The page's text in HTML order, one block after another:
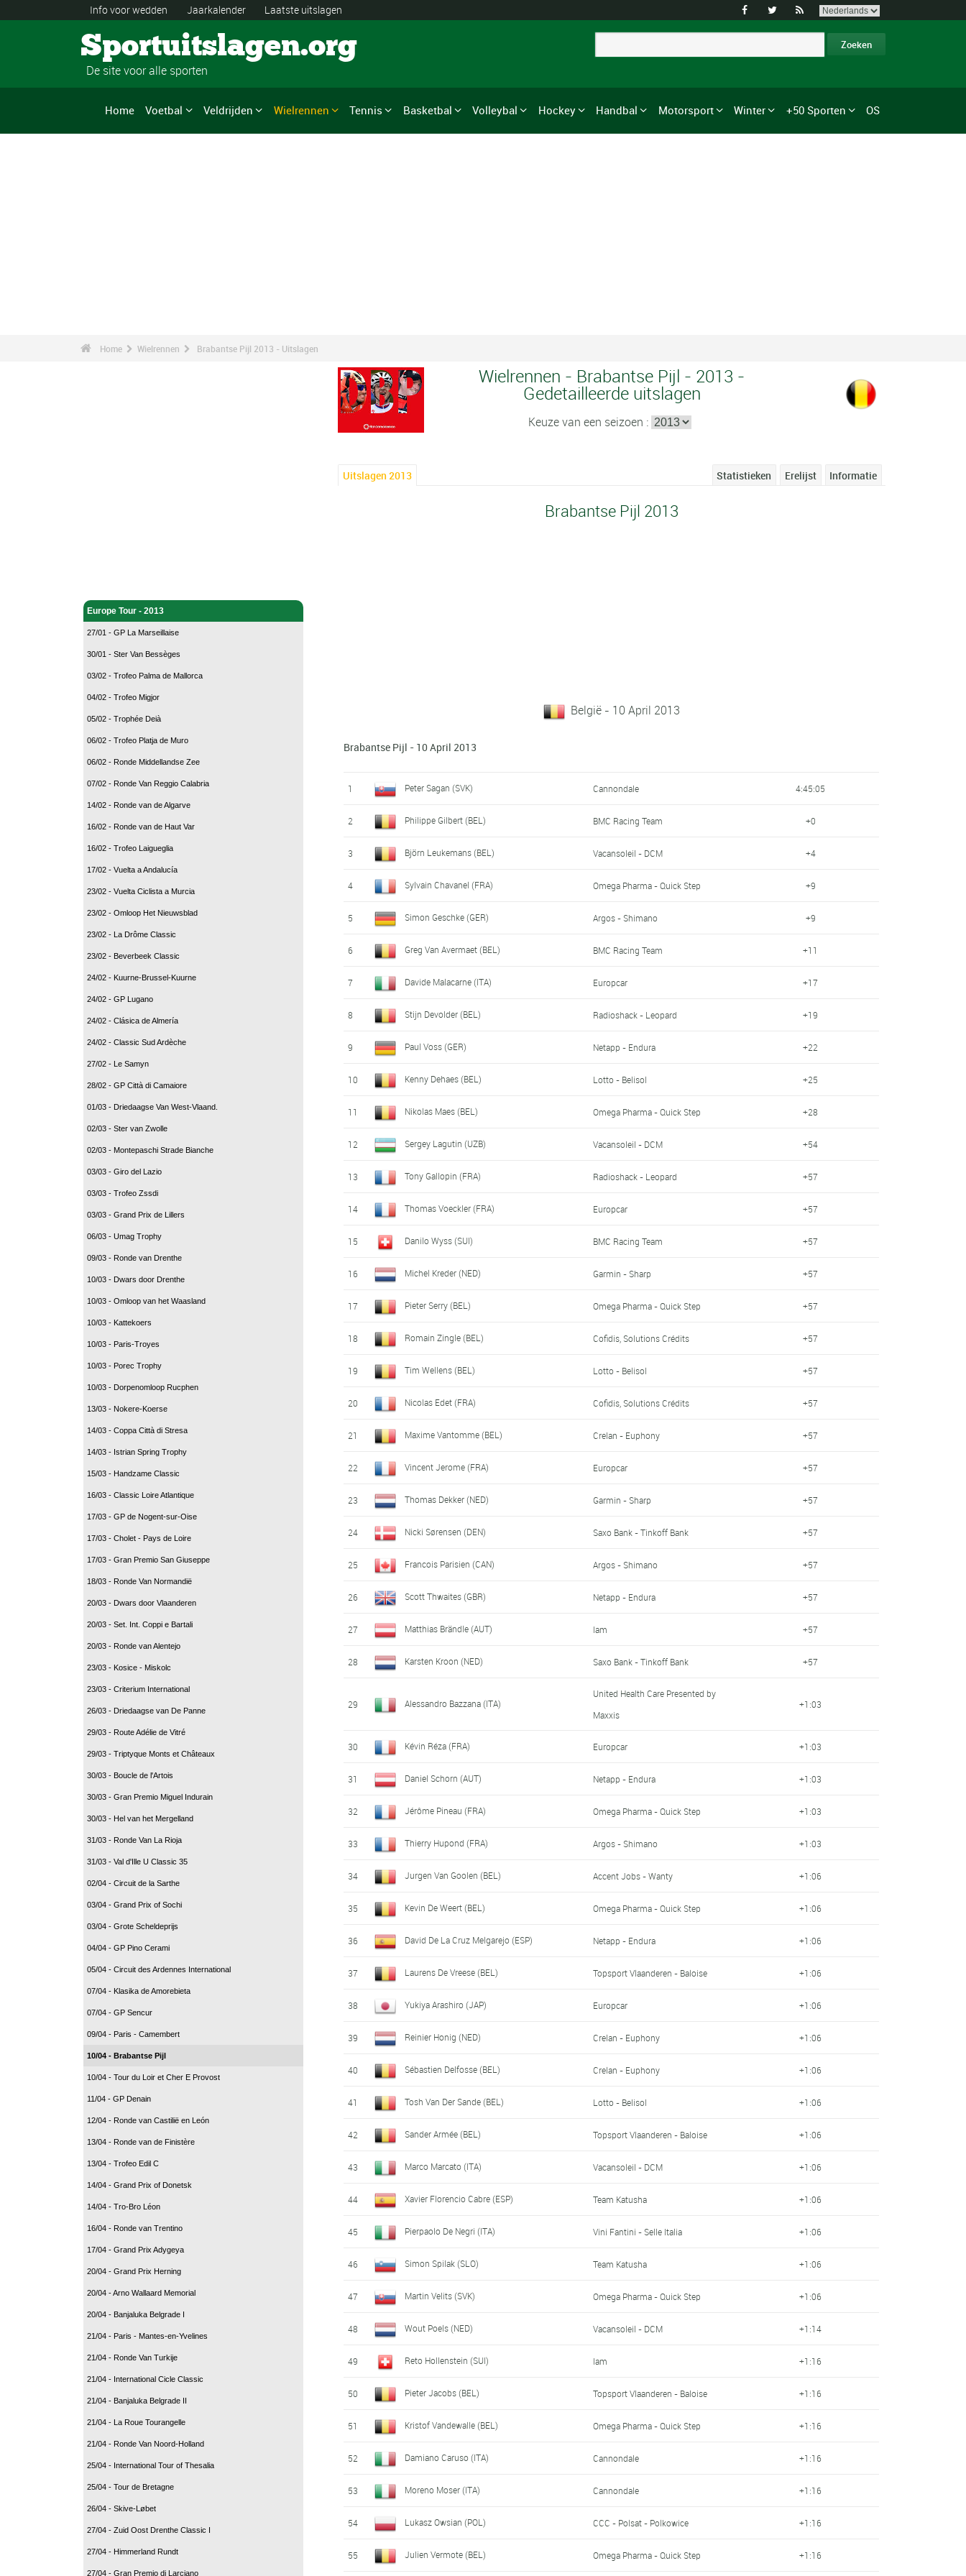
Info voor wedden Jaarkalender Laatste uitslagen   
Sportuitslagen.org
De site voor alle sporten
Home Voetbal Veldrijden Wielrennen Tennis Basketbal Volleybal Hockey Handbal Motorsport Winter +50 Sporten OS
Home Wielrennen Brabantse Pijl 2013 - Uitslagen
Europe Tour - 2013
27/01 - GP La Marseillaise
30/01 - Ster Van Bessèges
03/02 - Trofeo Palma de Mallorca
04/02 - Trofeo Migjor
05/02 - Trophée Deià
06/02 - Trofeo Platja de Muro
06/02 - Ronde Middellandse Zee
07/02 - Ronde Van Reggio Calabria
14/02 - Ronde van de Algarve
16/02 - Ronde van de Haut Var
16/02 - Trofeo Laigueglia
17/02 - Vuelta a Andalucía
23/02 - Vuelta Ciclista a Murcia
23/02 - Omloop Het Nieuwsblad
23/02 - La Drôme Classic
23/02 - Beverbeek Classic
24/02 - Kuurne-Brussel-Kuurne
24/02 - GP Lugano
24/02 - Clásica de Almería
24/02 - Classic Sud Ardèche
27/02 - Le Samyn
28/02 - GP Città di Camaiore
01/03 - Driedaagse Van West-Vlaand.
02/03 - Ster van Zwolle
02/03 - Montepaschi Strade Bianche
03/03 - Giro del Lazio
03/03 - Trofeo Zssdi
03/03 - Grand Prix de Lillers
06/03 - Umag Trophy
09/03 - Ronde van Drenthe
10/03 - Dwars door Drenthe
10/03 - Omloop van het Waasland
10/03 - Kattekoers
10/03 - Paris-Troyes
10/03 - Porec Trophy
10/03 - Dorpenomloop Rucphen
13/03 - Nokere-Koerse
14/03 - Coppa Città di Stresa
14/03 - Istrian Spring Trophy
15/03 - Handzame Classic
16/03 - Classic Loire Atlantique
17/03 - GP de Nogent-sur-Oise
17/03 - Cholet - Pays de Loire
17/03 - Gran Premio San Giuseppe
18/03 - Ronde Van Normandië
20/03 - Dwars door Vlaanderen
20/03 - Set. Int. Coppi e Bartali
20/03 - Ronde van Alentejo
23/03 - Kosice - Miskolc
23/03 - Criterium International
26/03 - Driedaagse van De Panne
29/03 - Route Adélie de Vitré
29/03 - Triptyque Monts et Châteaux
30/03 - Boucle de l'Artois
30/03 - Gran Premio Miguel Indurain
30/03 - Hel van het Mergelland
31/03 - Ronde Van La Rioja
31/03 - Val d'Ille U Classic 35
02/04 - Circuit de la Sarthe
03/04 - Grand Prix of Sochi
03/04 - Grote Scheldeprijs
04/04 - GP Pino Cerami
05/04 - Circuit des Ardennes International
07/04 - Klasika de Amorebieta
07/04 - GP Sencur
09/04 - Paris - Camembert
10/04 - Brabantse Pijl
10/04 - Tour du Loir et Cher E Provost
11/04 - GP Denain
12/04 - Ronde van Castilië en León
13/04 - Ronde van de Finistère
13/04 - Trofeo Edil C
14/04 - Grand Prix of Donetsk
14/04 - Tro-Bro Léon
16/04 - Ronde van Trentino
17/04 - Grand Prix Adygeya
20/04 - Grand Prix Herning
20/04 - Arno Wallaard Memorial
20/04 - Banjaluka Belgrade I
21/04 - Paris - Mantes-en-Yvelines
21/04 - Ronde Van Turkije
21/04 - International Cicle Classic
21/04 - Banjaluka Belgrade II
21/04 - La Roue Tourangelle
21/04 - Ronde Van Noord-Holland
25/04 - International Tour of Thesalia
25/04 - Tour de Bretagne
26/04 - Skive-Løbet
27/04 - Zuid Oost Drenthe Classic I
27/04 - Himmerland Rundt
27/04 - Gran Premio di Larciano
Wielrennen - Brabantse Pijl - 2013 -
Gedetailleerde uitslagen
Keuze van een seizoen :
Uitslagen 2013 Informatie
Erelijst
Statistieken
Brabantse Pijl 2013
België - 10 April 2013
Brabantse Pijl - 10 April 2013
1 Peter Sagan (SVK) Cannondale 4:45:05
2 Philippe Gilbert (BEL) BMC Racing Team +0
3 Björn Leukemans (BEL) Vacansoleil - DCM +4
4 Sylvain Chavanel (FRA) Omega Pharma - Quick Step +9
5 Simon Geschke (GER) Argos - Shimano +9
6 Greg Van Avermaet (BEL) BMC Racing Team +11
7 Davide Malacarne (ITA) Europcar +17
8 Stijn Devolder (BEL) Radioshack - Leopard +19
9 Paul Voss (GER) Netapp - Endura +22
10 Kenny Dehaes (BEL) Lotto - Belisol +25
11 Nikolas Maes (BEL) Omega Pharma - Quick Step +28
12 Sergey Lagutin (UZB) Vacansoleil - DCM +54
13 Tony Gallopin (FRA) Radioshack - Leopard +57
14 Thomas Voeckler (FRA) Europcar +57
15 Danilo Wyss (SUI) BMC Racing Team +57
16 Michel Kreder (NED) Garmin - Sharp +57
17 Pieter Serry (BEL) Omega Pharma - Quick Step +57
18 Romain Zingle (BEL) Cofidis, Solutions Crédits +57
19 Tim Wellens (BEL) Lotto - Belisol +57
20 Nicolas Edet (FRA) Cofidis, Solutions Crédits +57
21 Maxime Vantomme (BEL) Crelan - Euphony +57
22 Vincent Jerome (FRA) Europcar +57
23 Thomas Dekker (NED) Garmin - Sharp +57
24 Nicki Sørensen (DEN) Saxo Bank - Tinkoff Bank +57
25 Francois Parisien (CAN) Argos - Shimano +57
26 Scott Thwaites (GBR) Netapp - Endura +57
27 Matthias Brändle (AUT) Iam +57
28 Karsten Kroon (NED) Saxo Bank - Tinkoff Bank +57
29 Alessandro Bazzana (ITA)
United Health Care Presented by
Maxxis
+1:03
30 Kévin Réza (FRA) Europcar +1:03
31 Daniel Schorn (AUT) Netapp - Endura +1:03
32 Jérôme Pineau (FRA) Omega Pharma - Quick Step +1:03
33 Thierry Hupond (FRA) Argos - Shimano +1:03
34 Jurgen Van Goolen (BEL) Accent Jobs - Wanty +1:06
35 Kevin De Weert (BEL) Omega Pharma - Quick Step +1:06
36 David De La Cruz Melgarejo (ESP) Netapp - Endura +1:06
37 Laurens De Vreese (BEL) Topsport Vlaanderen - Baloise +1:06
38 Yukiya Arashiro (JAP) Europcar +1:06
39 Reinier Honig (NED) Crelan - Euphony +1:06
40 Sébastien Delfosse (BEL) Crelan - Euphony +1:06
41 Tosh Van Der Sande (BEL) Lotto - Belisol +1:06
42 Sander Armée (BEL) Topsport Vlaanderen - Baloise +1:06
43 Marco Marcato (ITA) Vacansoleil - DCM +1:06
44 Xavier Florencio Cabre (ESP) Team Katusha +1:06
45 Pierpaolo De Negri (ITA) Vini Fantini - Selle Italia +1:06
46 Simon Spilak (SLO) Team Katusha +1:06
47 Martin Velits (SVK) Omega Pharma - Quick Step +1:06
48 Wout Poels (NED) Vacansoleil - DCM +1:14
49 Reto Hollenstein (SUI) Iam +1:16
50 Pieter Jacobs (BEL) Topsport Vlaanderen - Baloise +1:16
51 Kristof Vandewalle (BEL) Omega Pharma - Quick Step +1:16
52 Damiano Caruso (ITA) Cannondale +1:16
53 Moreno Moser (ITA) Cannondale +1:16
54 Lukasz Owsian (POL) CCC - Polsat - Polkowice +1:16
55 Julien Vermote (BEL) Omega Pharma - Quick Step +1:16